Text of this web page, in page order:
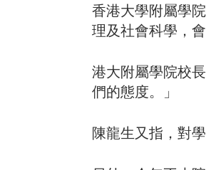
香港大學附屬學
理及社會科學，
港大附屬學院校
們的態度。」
陳龍生又指，對